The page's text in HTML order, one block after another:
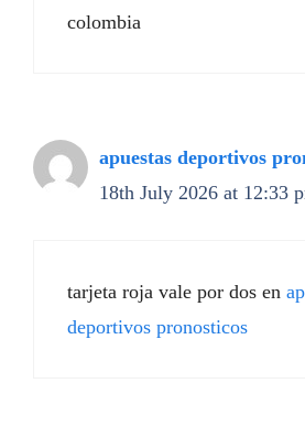
colombia
apuestas deportivos
18th July 2026 at 12:33
tarjeta roja vale por dos en
deportivos pronosticos